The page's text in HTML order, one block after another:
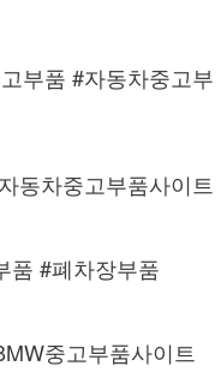
부품 #자동차중고부
동차중고부품사이트
품 #폐차장부품
중고부품사이트